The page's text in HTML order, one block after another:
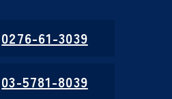
0276-61-3039
03-5781-8039